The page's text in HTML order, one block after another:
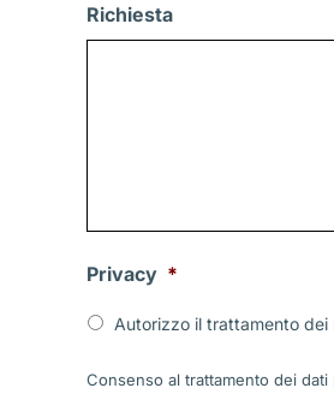
Richiesta
Privacy *
Autorizzo il trattamento dei
Consenso al trattamento dei